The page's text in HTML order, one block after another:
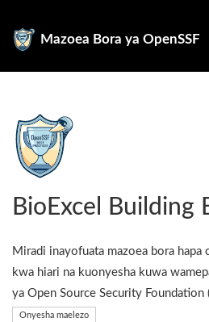
Mazoea Bora ya OpenSSF
BioExcel Building
Miradi inayofuata mazoea bora
kwa hiari na kuonyesha kuwa
ya Open Source Security Foundation
Onyesha maelezo